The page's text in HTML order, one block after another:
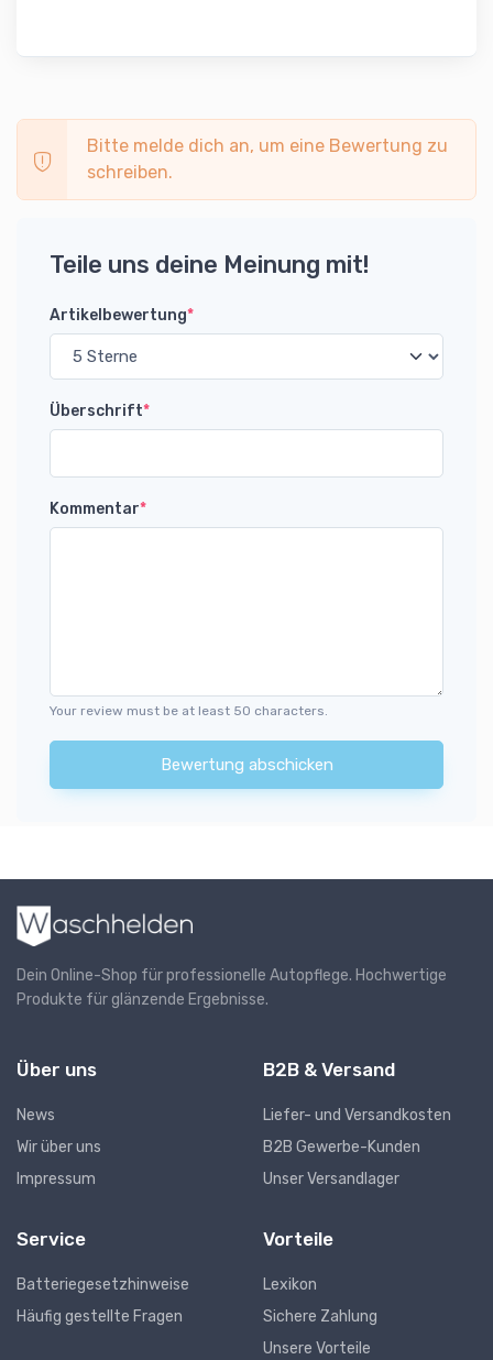
Bitte melde dich an, um eine Bewertung zu
schreiben.
Teile uns deine Meinung mit!
Artikelbewertung*
Überschrift*
Kommentar*
Your review must be at least 50 characters.
Bewertung abschicken
Dein Online-Shop für professionelle Autopflege. Hochwertige
Produkte für glänzende Ergebnisse.
Über uns
News
Wir über uns
Impressum
B2B & Versand
Liefer- und Versandkosten
B2B Gewerbe-Kunden
Unser Versandlager
Service
Batteriegesetzhinweise
Häufig gestellte Fragen
Vorteile
Lexikon
Sichere Zahlung
Unsere Vorteile